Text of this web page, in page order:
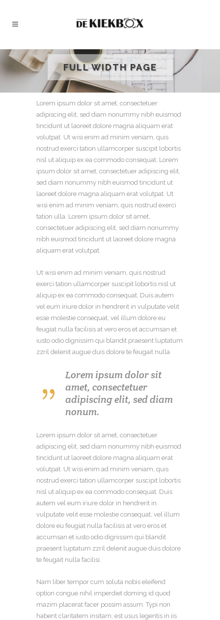
FULL WIDTH PAGE
Lorem ipsum dolor sit amet, consectetuer
adipiscing elit, sed diam nonummy nibh euismod
tincidunt ut laoreet dolore magna aliquam erat
volutpat. Ut wisi enim ad minim veniam, quis
nostrud exerci tation ullamcorper suscipit lobortis
nisl ut aliquip ex ea commodo consequat. Lorem
ipsum dolor sit amet, consectetuer adipiscing elit,
sed diam nonummy nibh euismod tincidunt ut
laoreet dolore magna aliquam erat volutpat. Ut
wisi enim ad minim veniam, quis nostrud exerci
tation ulla. Lorem ipsum dolor sit amet,
consectetuer adipiscing elit, sed diam nonummy
nibh euismod tincidunt ut laoreet dolore magna
aliquam erat volutpat.
Ut wisi enim ad minim veniam, quis nostrud
exerci tation ullamcorper suscipit lobortis nisl ut
aliquip ex ea commodo consequat. Duis autem
vel eum iriure dolor in hendrerit in vulputate velit
esse molestie consequat, vel illum dolore eu
feugiat nulla facilisis at vero eros et accumsan et
iusto odio dignissim qui blandit praesent luptatum
zzril delenit augue duis dolore te feugait nulla
Lorem ipsum dolor sit
amet, consectetuer
adipiscing elit, sed diam
nonum.
Lorem ipsum dolor sit amet, consectetuer
adipiscing elit, sed diam nonummy nibh euismod
tincidunt ut laoreet dolore magna aliquam erat
volutpat. Ut wisi enim ad minim veniam, quis
nostrud exerci tation ullamcorper suscipit lobortis
nisl ut aliquip ex ea commodo consequat. Duis
autem vel eum iriure dolor in hendrerit in
vulputate velit esse molestie consequat, vel illum
dolore eu feugiat nulla facilisis at vero eros et
accumsan et iusto odio dignissim qui blandit
praesent luptatum zzril delenit augue duis dolore
te feugait nulla facilisi.
Nam liber tempor cum soluta nobis eleifend
option congue nihil imperdiet doming id quod
mazim placerat facer possim assum. Typi non
habent claritatem insitam; est usus legentis in iis